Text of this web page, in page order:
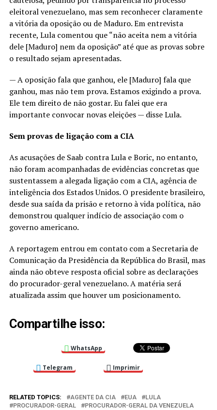
eleitoral venezuelano, mas sem reconhecer claramente
a vitória da oposição ou de Maduro. Em entrevista
recente, Lula comentou que “não aceita nem a vitória
dele [Maduro] nem da oposição” até que as provas sobre
o resultado sejam apresentadas.
— A oposição fala que ganhou, ele [Maduro] fala que
ganhou, mas não tem prova. Estamos exigindo a prova.
Ele tem direito de não gostar. Eu falei que era
importante convocar novas eleições — disse Lula.
Sem provas de ligação com a CIA
As acusações de Saab contra Lula e Boric, no entanto,
não foram acompanhadas de evidências concretas que
sustentassem a alegada ligação com a CIA, agência de
inteligência dos Estados Unidos. O presidente brasileiro,
desde sua saída da prisão e retorno à vida política, não
demonstrou qualquer indício de associação com o
governo americano.
A reportagem entrou em contato com a Secretaria de
Comunicação da Presidência da República do Brasil, mas
ainda não obteve resposta oficial sobre as declarações
do procurador-geral venezuelano. A matéria será
atualizada assim que houver um posicionamento.
Compartilhe isso:
WhatsApp
Telegram Imprimir
RELATED TOPICS: AGENTE DA CIA EUA
LULA
PROCURADOR-GERAL
PROCURADOR-GERAL DA VENEZUELA